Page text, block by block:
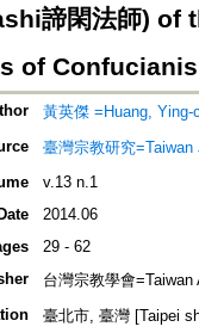
諦閑法師) of
of
黃英傑 =Huang, Ying-
臺灣宗教研究
v.13 n.1
Date
2014.06
29 - 62
台灣宗教學會
臺北市, 臺灣 [Taipei